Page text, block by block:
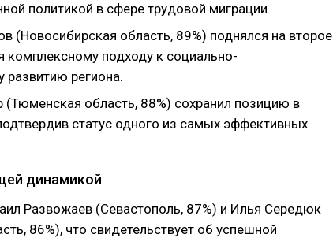
политикой в сфере трудовой миграции.
(Новосибирская область, 89%) поднялся на второе
комплексному подходу к социально-
развитию региона.
область, 88%) сохранил позицию в
статус одного из самых эффективных
динамикой
Развожаев (Севастополь, 87%) и Илья Середюк
86%), что свидетельствует об успешной